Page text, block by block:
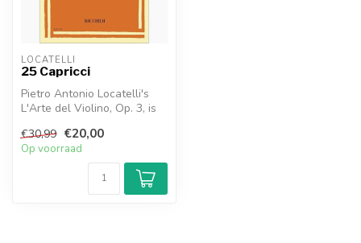
LOCATELLI
25 Capricci
Pietro Antonio Locatelli's
L'Arte del Violino, Op. 3, is
€30,99 €20,00
Op voorraad